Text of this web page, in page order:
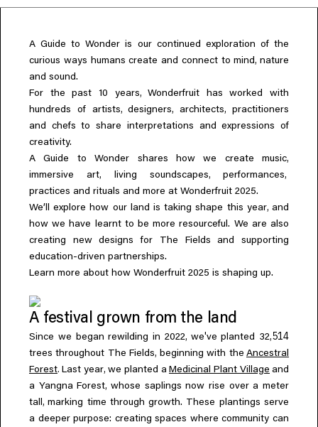
รวบรวมทุกสิ่งที่เราทำ
พื้นที่ของนักสร้างสรรค์
BEYOND THE FESTIVAL
Chapters Kyoto
22–25 ตุลาคม 2026
Field.D
20 ธันวาคม 2026
Camp Wonder
18–23 ธันวาคม 2026
Din Daen
29–31 มกราคม 2027
Open Fields
ธันวาคม 2026 – มกราคม 2027
ข้อมูลเพิ่มเติม
Directory
Everything A-Z
A Guide to Wonder is our continued exploration of the
curious ways humans create and connect to mind, nature
and sound.
For the past 10 years,Wonderfruit has worked with
hundreds of artists,designers,architects,practitioners
and chefs to share interpretations and expressions of
creativity.
A Guide to Wonder shares how we create music,
immersive art, living soundscapes, performances,
practices and rituals and more at Wonderfruit 2025.
We’ll explore how our land is taking shape this year,and
how we have learnt to be more resourceful. We are also
creating new designs for The Fields and supporting
education-driven partnerships.
Learn more about how Wonderfruit 2025 is shaping up.
A festival grown from the land
Since we began rewilding in 2022, we've planted 32,514
trees throughout The Fields, beginning with the Ancestral
Forest. Last year, we planted a Medicinal Plant Village and
a Yangna Forest,whose saplings now rise over a meter
tall,marking time through growth. These plantings serve
a deeper purpose: creating spaces where community can